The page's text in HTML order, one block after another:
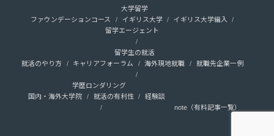
大学留学
ファウンデーションコース
イギリス大学
イギリス大学編入
留学エージェント
留学生の就活
就活のやり方
キャリアフォーラム 海外現地就職 就職先企業一例
学歴ロンダリング
国内・海外大学院
就活の有利性
経験談
note（有料記事一覧）